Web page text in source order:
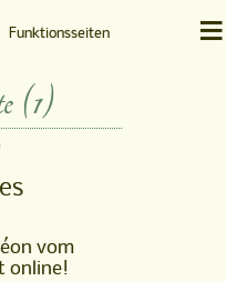
Funktionsseiten ≡
(1)
vom
online!